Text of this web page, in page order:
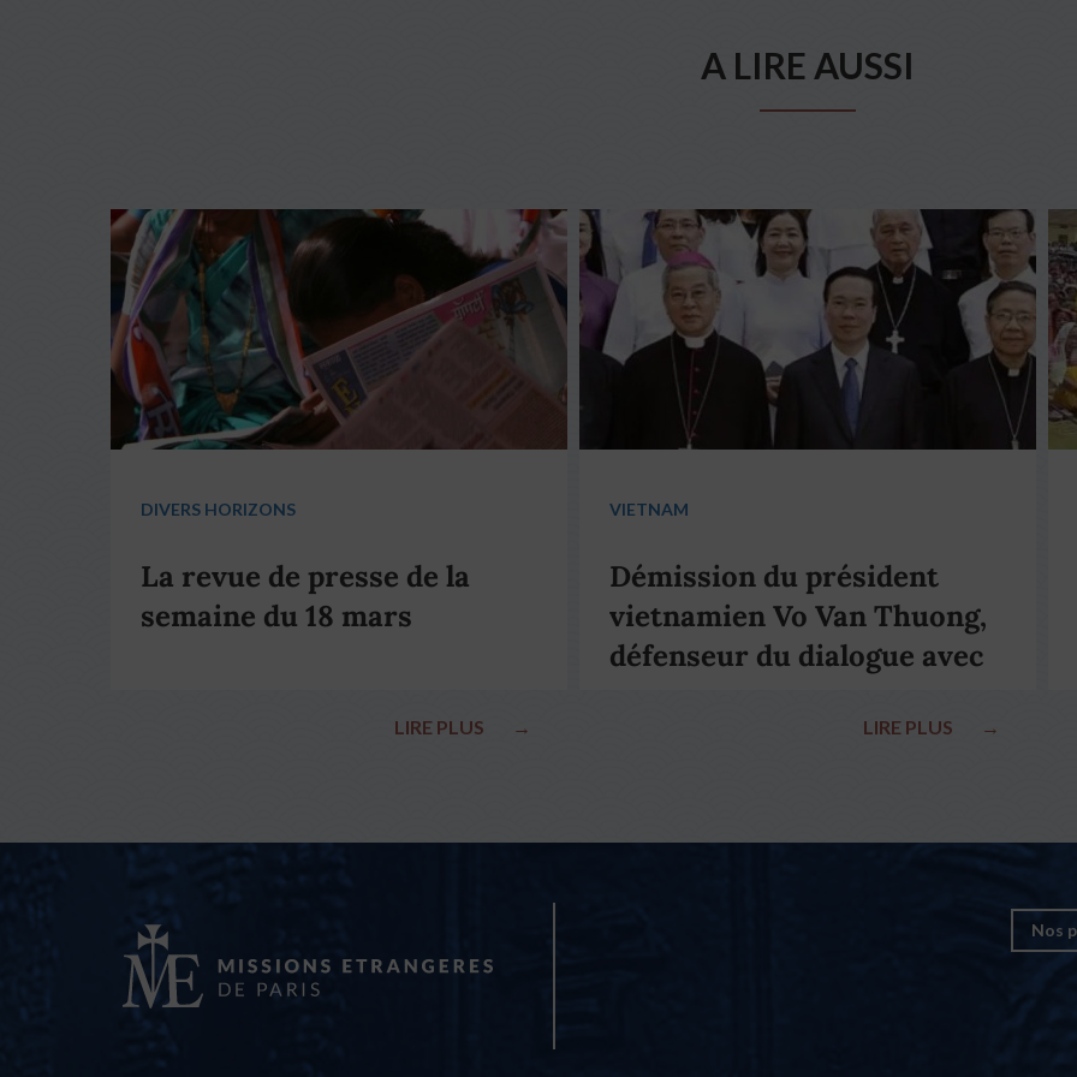
A LIRE AUSSI
DIVERS HORIZONS
La revue de presse de la
semaine du 18 mars
LIRE PLUS →
VIETNAM
Démission du président
vietnamien Vo Van Thuong,
défenseur du dialogue avec
LIRE PLUS →
Nos